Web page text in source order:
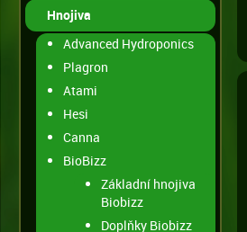
Hnojiva
Advanced Hydroponics
Plagron
Atami
Hesi
Canna
BioBizz
Základní hnojiva
Biobizz
Doplňky Biobizz